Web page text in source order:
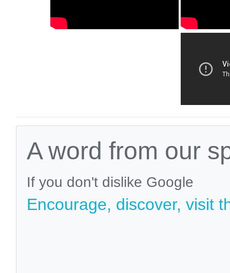
A word from our
If you don't dislike Google
Encourage, discover, visit